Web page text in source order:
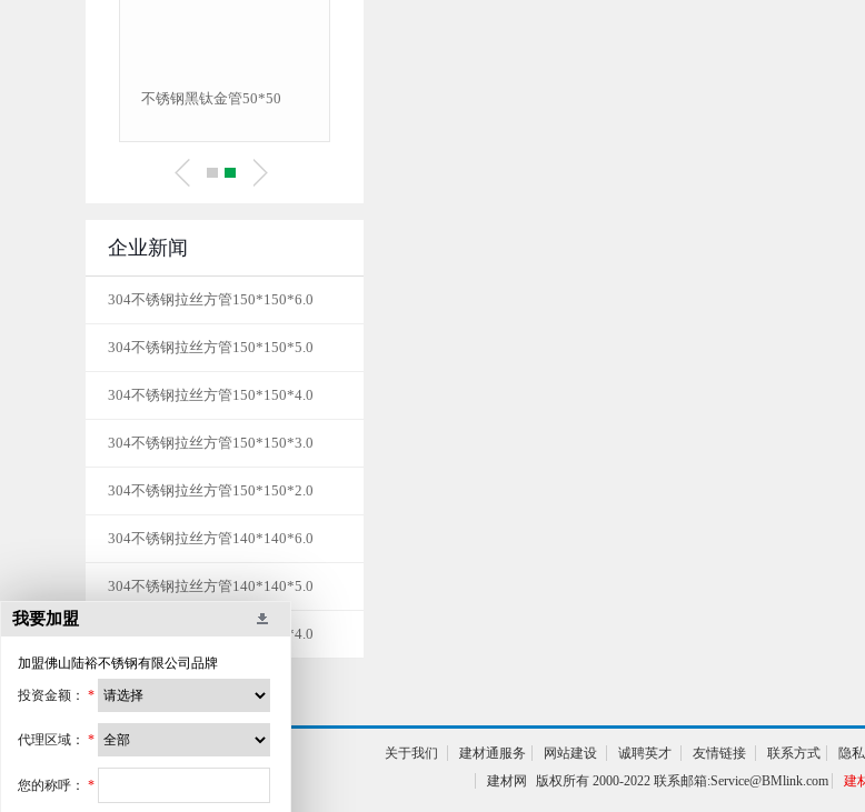
不锈钢黑钛金管50*50
企业新闻
304不锈钢拉丝方管150*150*6.0
304不锈钢拉丝方管150*150*5.0
304不锈钢拉丝方管150*150*4.0
304不锈钢拉丝方管150*150*3.0
304不锈钢拉丝方管150*150*2.0
304不锈钢拉丝方管140*140*6.0
304不锈钢拉丝方管140*140*5.0
304不锈钢拉丝方管140*140*4.0
我要加盟
加盟佛山陆裕不锈钢有限公司 品牌
投资金额： *
代理区域： *
您的称呼： *
关于我们 建材通服务 网站建设 诚聘英才 友情链接 联系方式 隐
建材网
版权所有 2000-2022 联系邮箱:Service@BMlink.com 建